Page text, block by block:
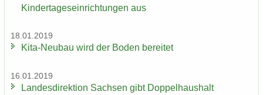
Kin­der­ta­ges­ein­rich­tun­gen aus
18.01.2019
Kita-​Neubau wird der Boden be­rei­tet
16.01.2019
Lan­des­di­rek­ti­on Sach­sen gibt Dop­pel­haus­halt